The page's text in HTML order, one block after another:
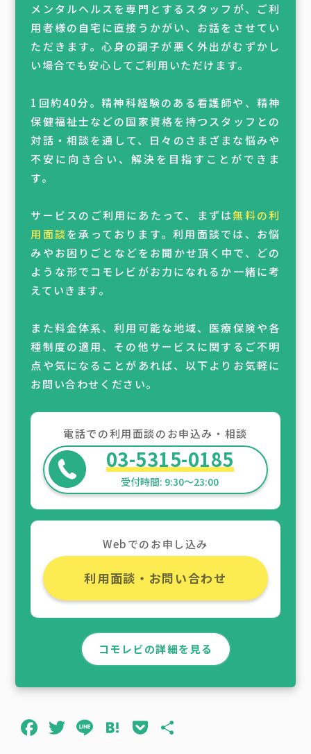
メンタルヘルスを専門とするスタッフが、ご利
用者様の自宅に直接うかがい、お話をさせてい
ただきます。心身の調子が悪く外出がむずかし
い場合でも安心してご利用いただけます。
1回約40分。精神科経験のある看護師や、精神
保健福祉士などの国家資格を持つスタッフとの
対話・相談を通して、日々のさまざまな悩みや
不安に向き合い、解決を目指すことができま
す。
サービスのご利用にあたって、まずは無料の利
用面談を承っております。利用面談では、お悩
みやお困りごとなどをお聞かせ頂く中で、どの
ような形でコモレビがお力になれるか一緒に考
えていきます。
また料金体系、利用可能な地域、医療保険や各
種制度の適用、その他サービスに関するご不明
点や気になることがあれば、以下よりお気軽に
お問い合わせください。
電話での利用面談のお申込み・相談
03-5315-0185
Webでのお申し込み
利用面談・お問い合わせ
コモレビの詳細を見る
F T L H P